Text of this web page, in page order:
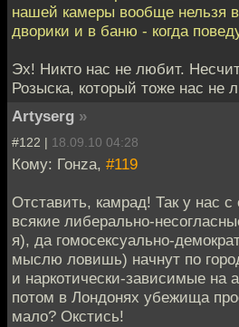
нашей камеры вообще нельзя
дворики и в баню - когда
Эх! Никто нас не любит.
Розыска, который тоже нас не
Artyserg »
#122 | 18.09.10 04:28
Кому: Гонzа, #119
Отставить, камрад! Так у нас с
всякие либерально-
я), да гомосексуально-
мыслю ловишь) начнут по
и наркотически-зависимые на
потом в Лондонях убежища
мало? Окстись!